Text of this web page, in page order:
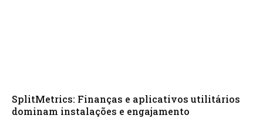
SplitMetrics: Finanças e aplicativos utilitários
dominam instalações e engajamento